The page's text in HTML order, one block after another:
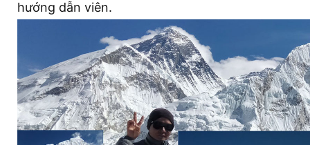
hướng dẫn viên.